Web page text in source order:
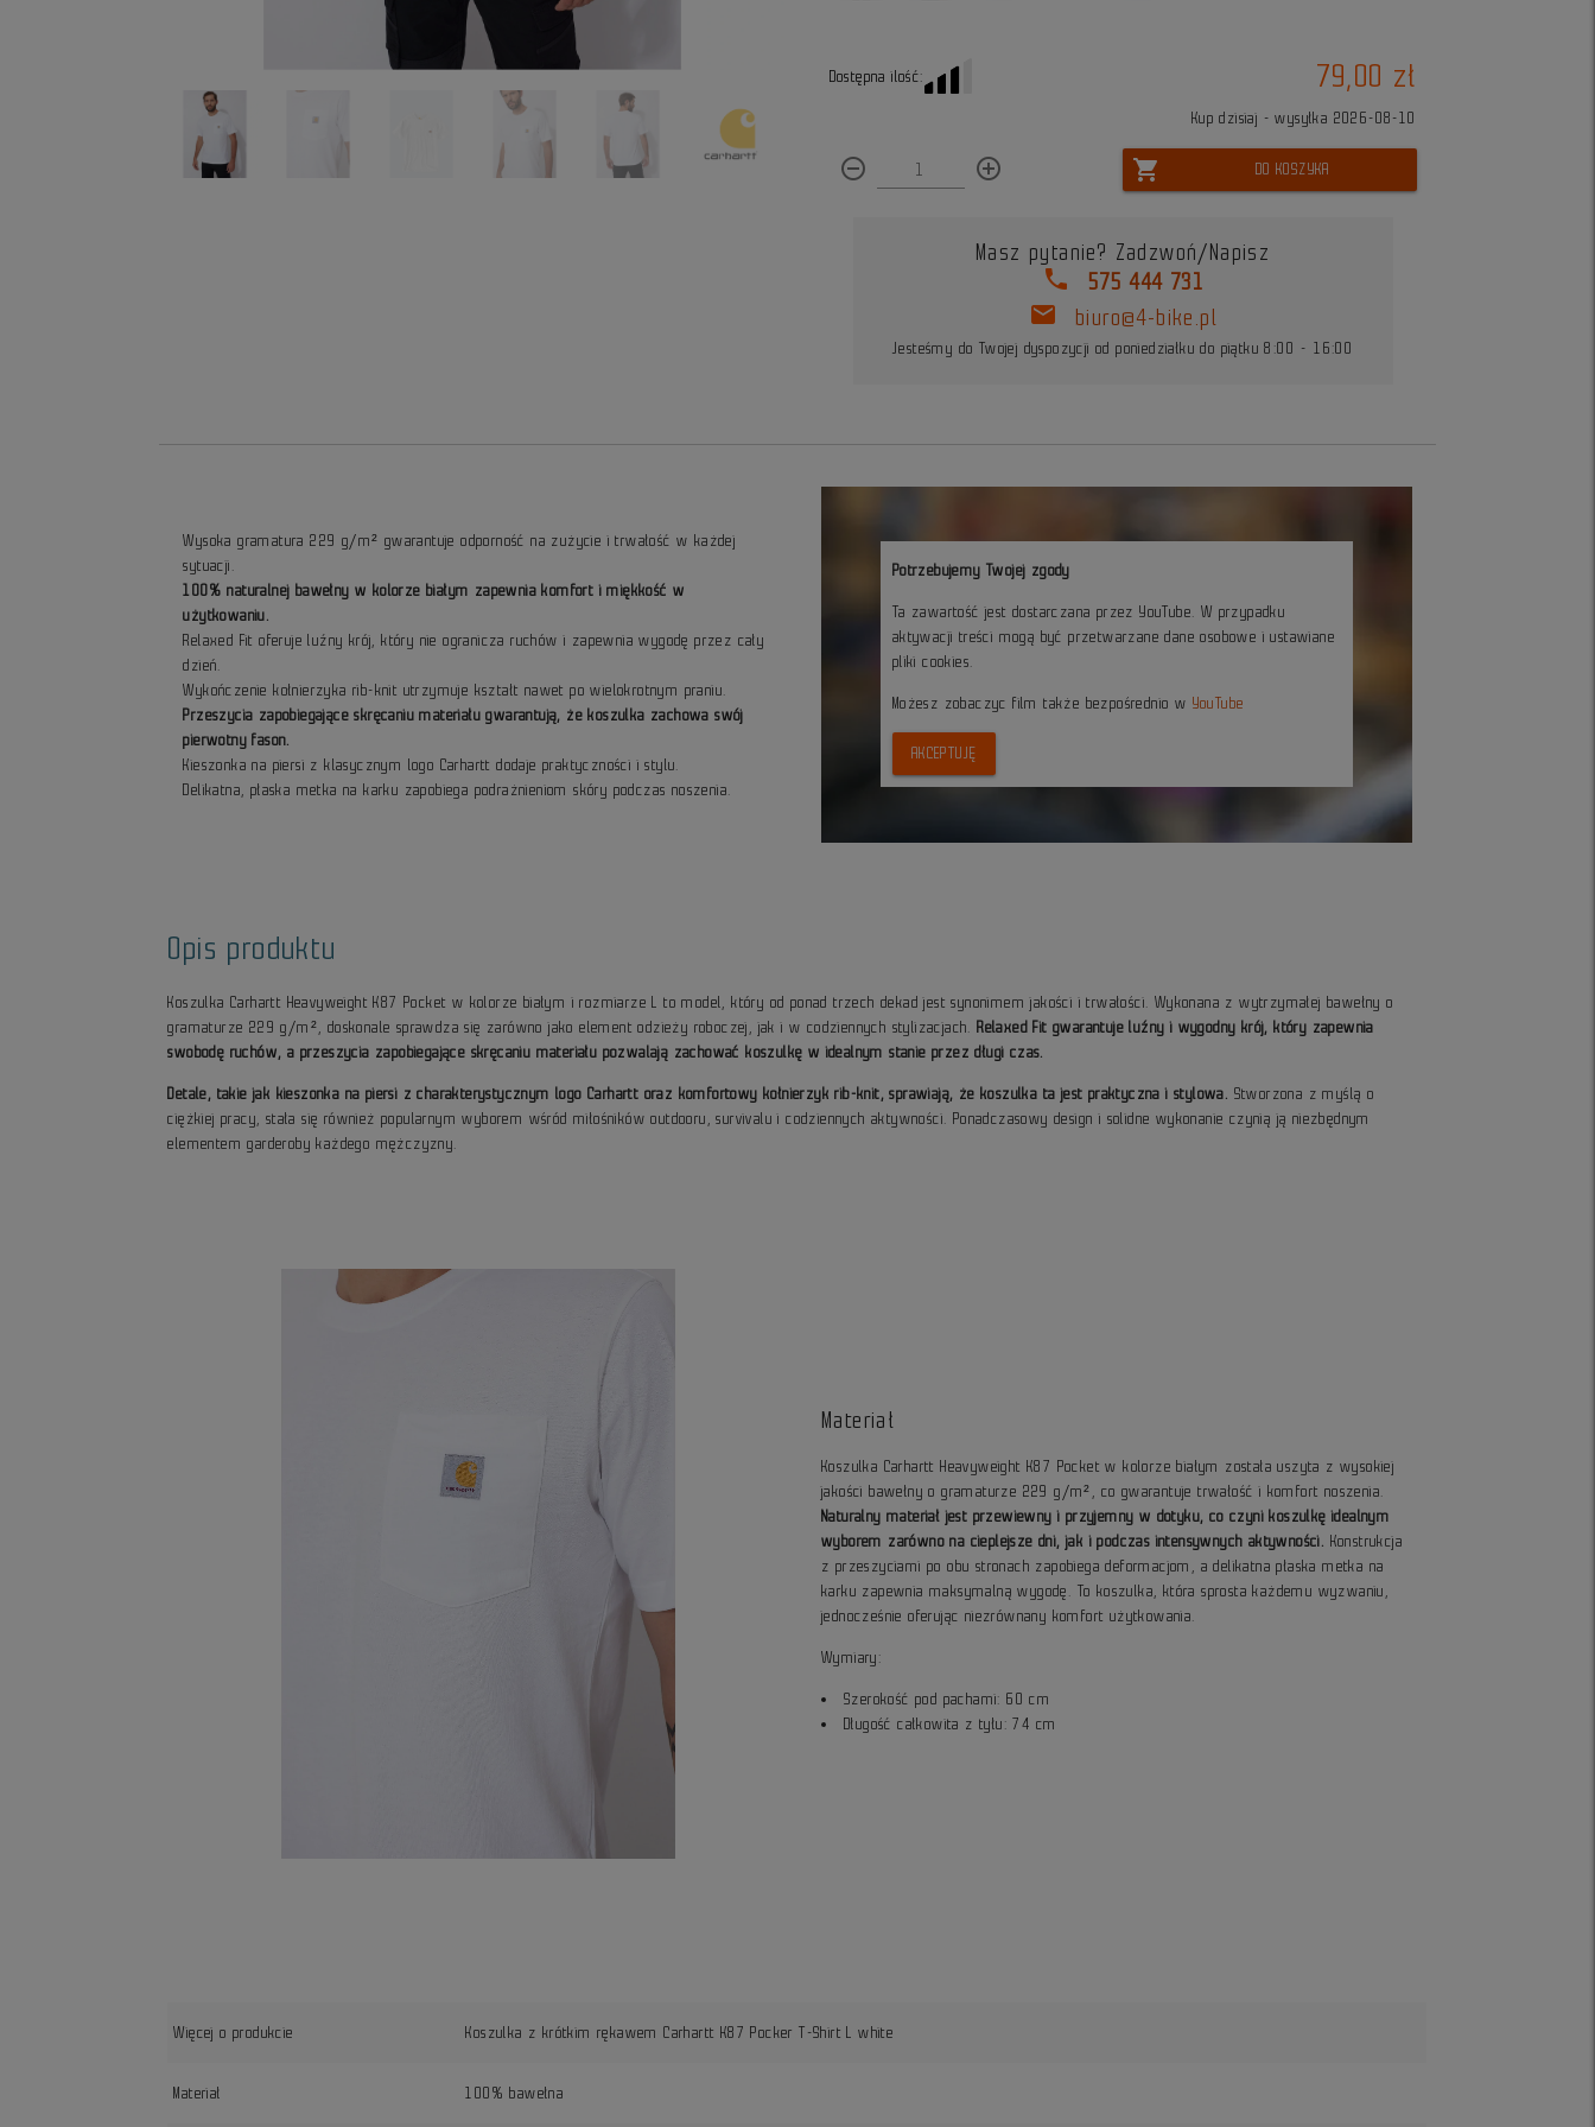
Dostępna ilość: 79,00 zł
Kup dzisiaj - wysyłka 2026-08-10
remove_circle_outline add_circle_outline shopping_cart DO KOSZYKA
Masz pytanie? Zadzwoń/Napisz
phone 575 444 731
mail biuro@4-bike.pl
Jesteśmy do Twojej dyspozycji od poniedziałku do piątku 8:00 - 16:00
Wysoka gramatura 229 g/m² gwarantuje odporność na zużycie i trwałość w każdej
sytuacji.
100% naturalnej bawełny w kolorze białym zapewnia komfort i miękkość w
użytkowaniu.
Relaxed Fit oferuje luźny krój, który nie ogranicza ruchów i zapewnia wygodę przez cały
dzień.
Wykończenie kołnierzyka rib-knit utrzymuje kształt nawet po wielokrotnym praniu.
Przeszycia zapobiegające skręcaniu materiału gwarantują, że koszulka zachowa swój
pierwotny fason.
Kieszonka na piersi z klasycznym logo Carhartt dodaje praktyczności i stylu.
Delikatna, płaska metka na karku zapobiega podrażnieniom skóry podczas noszenia.
Potrzebujemy Twojej zgody
Ta zawartość jest dostarczana przez YouTube. W przypadku
aktywacji treści mogą być przetwarzane dane osobowe i ustawiane
pliki cookies.
Możesz zobaczyc film także bezpośrednio w YouTube
AKCEPTUJĘ
Opis produktu
Koszulka Carhartt Heavyweight K87 Pocket w kolorze białym i rozmiarze L to model, który od ponad trzech dekad jest synonimem jakości i trwałości. Wykonana z wytrzymałej bawełny o
gramaturze 229 g/m², doskonale sprawdza się zarówno jako element odzieży roboczej, jak i w codziennych stylizacjach.Relaxed Fit gwarantuje luźny i wygodny krój, który zapewnia
swobodę ruchów, a przeszycia zapobiegające skręcaniu materiału pozwalają zachować koszulkę w idealnym stanie przez długi czas.
Detale, takie jak kieszonka na piersi z charakterystycznym logo Carhartt oraz komfortowy kołnierzyk rib-knit, sprawiają, że koszulka ta jest praktyczna i stylowa. Stworzona z myślą o
ciężkiej pracy, stała się również popularnym wyborem wśród miłośników outdooru, survivalu i codziennych aktywności. Ponadczasowy design i solidne wykonanie czynią ją niezbędnym
elementem garderoby każdego mężczyzny.
Materiał
Koszulka Carhartt Heavyweight K87 Pocket w kolorze białym została uszyta z wysokiej
jakości bawełny o gramaturze 229 g/m², co gwarantuje trwałość i komfort noszenia.
Naturalny materiał jest przewiewny i przyjemny w dotyku, co czyni koszulkę idealnym
wyborem zarówno na cieplejsze dni, jak i podczas intensywnych aktywności. Konstrukcja
z przeszyciami po obu stronach zapobiega deformacjom, a delikatna płaska metka na
karku zapewnia maksymalną wygodę. To koszulka, która sprosta każdemu wyzwaniu,
jednocześnie oferując niezrównany komfort użytkowania.
Wymiary:
Szerokość pod pachami: 60 cm
Długość całkowita z tyłu: 74 cm
Więcej o produkcie Koszulka z krótkim rękawem Carhartt K87 Pocker T-Shirt L white
Materiał 100% bawełna